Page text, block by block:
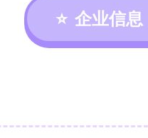
企业信息